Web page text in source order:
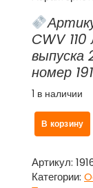
CWV
выпуска
номер
1 в наличии
Количество
товара
передний
правый
В корзину
Артикул:
Категории: